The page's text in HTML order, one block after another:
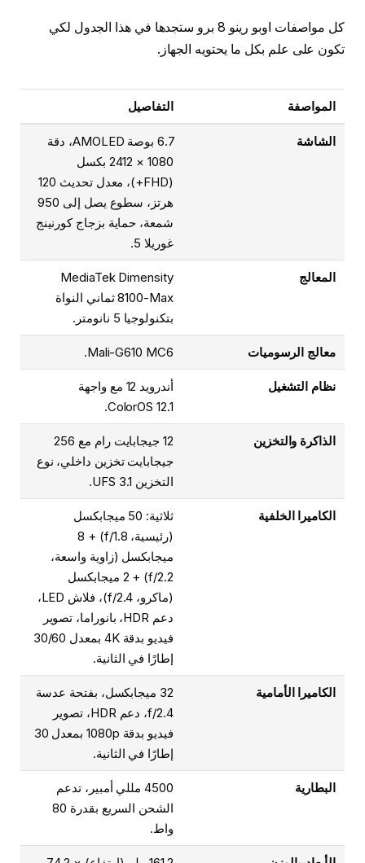
كل مواصفات اوبو رينو 8 برو ستجدها في هذا الجدول لكي
تكون على علم بكل ما يحتويه الجهاز.
المواصفة التفاصيل
الشاشة
6.7 بوصة AMOLED، دقة
1080 × 2412 بكسل
(FHD+)، معدل تحديث 120
هرتز، سطوع يصل إلى 950
شمعة، حماية بزجاج كورنينج
غوريلا 5.
المعالج
MediaTek Dimensity
8100-Max ثماني النواة
بتكنولوجيا 5 نانومتر.
معالج الرسوميات Mali-G610 MC6.
نظام التشغيل
أندرويد 12 مع واجهة
ColorOS 12.1.
الذاكرة والتخزين
12 جيجابايت رام مع 256
جيجابايت تخزين داخلي، نوع
التخزين UFS 3.1.
الكاميرا الخلفية
ثلاثية: 50 ميجابكسل
(رئيسية، f/1.8) + 8
ميجابكسل (زاوية واسعة،
f/2.2) + 2 ميجابكسل
(ماكرو، f/2.4)، فلاش LED،
دعم HDR، بانوراما، تصوير
فيديو بدقة 4K بمعدل 30/60
إطارًا في الثانية.
الكاميرا الأمامية
32 ميجابكسل، بفتحة عدسة
f/2.4، دعم HDR، تصوير
فيديو بدقة 1080p بمعدل 30
إطارًا في الثانية.
البطارية
4500 مللي أمبير، تدعم
الشحن السريع بقدرة 80
واط.